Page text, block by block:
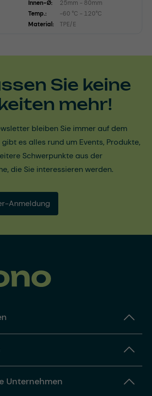
Innen-Ø:
25mm - 80mm
Temp.:
-60 °C - 120°C
Material:
TPE/E
Sie keine
mehr!
bleiben Sie immer auf dem
es alles rund um Events, Produkte,
Schwerpunkte aus der
die Sie interessieren werden.
Anmeldung
Unternehmen